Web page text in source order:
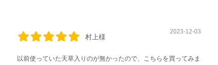
村上様
2023-12-03
以前使っていた天草入りのが無かったので、こちらを買ってみま